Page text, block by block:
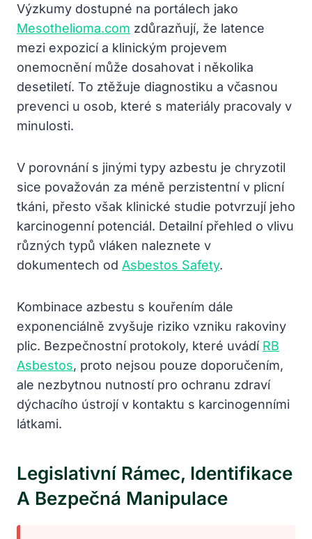
Výzkumy dostupné na portálech jako
Mesothelioma.com zdůrazňují, že latence
mezi expozicí a klinickým projevem
onemocnění může dosahovat i několika
desetiletí. To ztěžuje diagnostiku a včasnou
prevenci u osob, které s materiály pracovaly v
minulosti.
V porovnání s jinými typy azbestu je chryzotil
sice považován za méně perzistentní v plicní
tkáni, přesto však klinické studie potvrzují jeho
karcinogenní potenciál. Detailní přehled o vlivu
různých typů vláken naleznete v
dokumentech od Asbestos Safety.
Kombinace azbestu s kouřením dále
exponenciálně zvyšuje riziko vzniku rakoviny
plic. Bezpečnostní protokoly, které uvádí RB
Asbestos, proto nejsou pouze doporučením,
ale nezbytnou nutností pro ochranu zdraví
dýchacího ústrojí v kontaktu s karcinogenními
látkami.
Legislativní Rámec, Identifikace
A Bezpečná Manipulace